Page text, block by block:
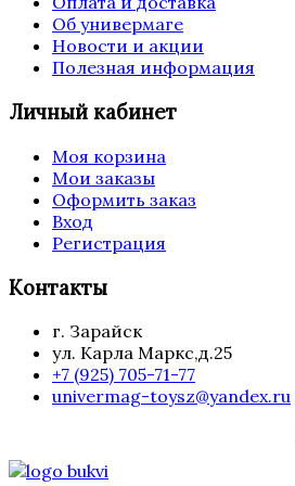
Об универмаге
Новости и акции
Полезная информация
Личный кабинет
Моя корзина
Мои заказы
Оформить заказ
Вход
Регистрация
Контакты
г. Зарайск
ул. Карла Маркс,д.25
+7 (925) 705-71-77
univermag-toysz@yandex.ru